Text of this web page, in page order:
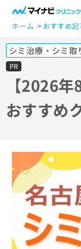
ホーム おすすめ
シミ治療・シミ取
PR
【2026
おすすめ
一
般
ー
ザ
ー
の
方
は
マ
ク
医
者